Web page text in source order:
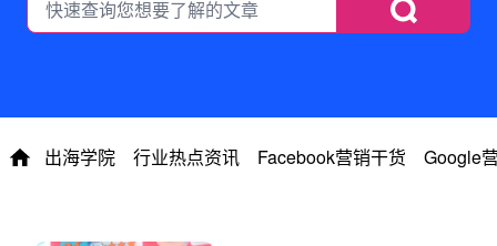
出海学院 行业热点资讯 Facebook营销干货 Google